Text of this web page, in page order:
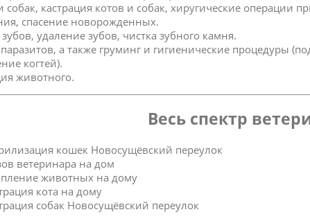
собак, кастрация котов и собак, хиругические
спасение новорожденных.
удаление зубов, чистка зубного камня.
а также груминг и гигиенические процедуры
когтей).
животного.
Весь спектр
кошек Новосущёвский переулок
ветеринара на дом
животных на дому
кота на дому
собак Новосущёвский переулок